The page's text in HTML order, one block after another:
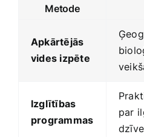
Metode
Apkārtējās
vides izpēte
Izglītības
programmas
par⁢